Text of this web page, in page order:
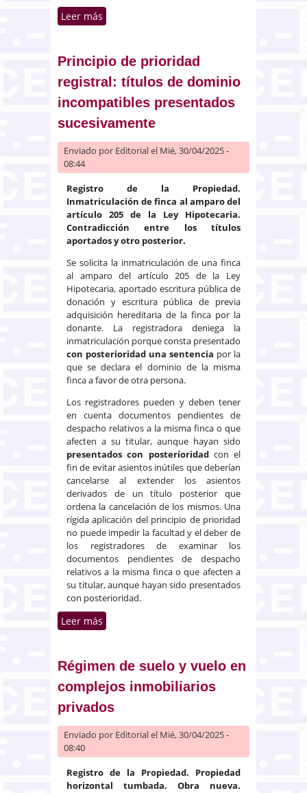
Leer más
Principio de prioridad
registral: títulos de dominio
incompatibles presentados
sucesivamente
Enviado por Editorialel Mié, 30/04/2025 -
08:44
Registro de la Propiedad.
Inmatriculación de finca al amparo del
artículo 205 de la Ley Hipotecaria.
Contradicción entre los títulos
aportados y otro posterior.
Se solicita la inmatriculación de una finca
al amparo del artículo 205 de la Ley
Hipotecaria, aportado escritura pública de
donación y escritura pública de previa
adquisición hereditaria de la finca por la
donante. La registradora deniega la
inmatriculación porque consta presentado
con posterioridad una sentencia por la
que se declara el dominio de la misma
finca a favor de otra persona.
Los registradores pueden y deben tener
en cuenta documentos pendientes de
despacho relativos a la misma finca o que
afecten a su titular, aunque hayan sido
presentados con posterioridadcon el
fin de evitar asientos inútiles que deberían
cancelarse al extender los asientos
derivados de un título posterior que
ordena la cancelación de los mismos. Una
rígida aplicación del principio de prioridad
no puede impedir la facultad y el deber de
los registradores de examinar los
documentos pendientes de despacho
relativos a la misma finca o que afecten a
su titular, aunque hayan sido presentados
con posterioridad.
Leer más
sucesivamente
Régimen de suelo y vuelo en
complejos inmobiliarios
privados
Enviado por Editorialel Mié, 30/04/2025 -
08:40
Registro de la Propiedad. Propiedad
horizontal tumbada. Obra nueva.